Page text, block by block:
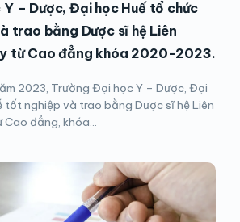
– Dược, Đại học Huế tổ chức
trao bằng Dược sĩ hệ Liên
từ Cao đẳng khóa 2020-2023.
2023, Trường Đại học Y – Dược, Đại
tốt nghiệp và trao bằng Dược sĩ hệ Liên
đẳng, khóa...